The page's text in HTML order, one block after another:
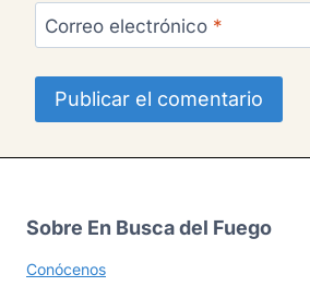
Correo electrónico *
Sobre En Busca del Fuego
Conócenos